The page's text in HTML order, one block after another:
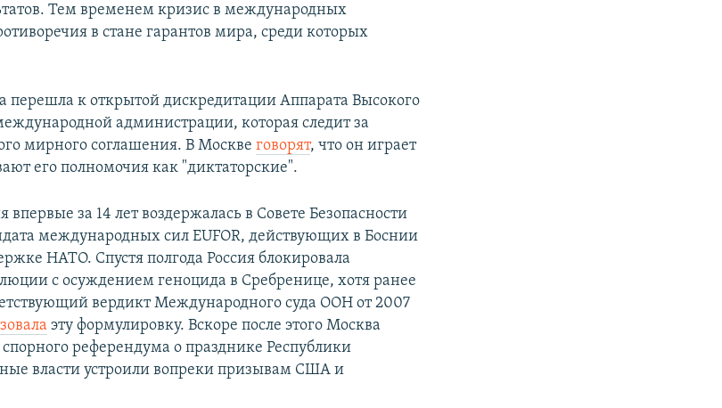
Тем временем кризис в международных
в стане гарантов мира, среди которых
перешла к открытой дискредитации Аппарата Высокого
администрации, которая следит за
мирного соглашения. В Москвеговорят, что он играет
его полномочия как "диктаторские".
впервые за 14 лет воздержалась в Совете Безопасности
международных сил EUFOR, действующих в Боснии
НАТО. Спустя полгода Россия блокировала
с осуждением геноцида в Сребренице, хотя ранее
вердикт Международного суда ООН от 2007
эту формулировку. Вскоре после этого Москва
референдума о празднике Республики
власти устроили вопреки призывам США и